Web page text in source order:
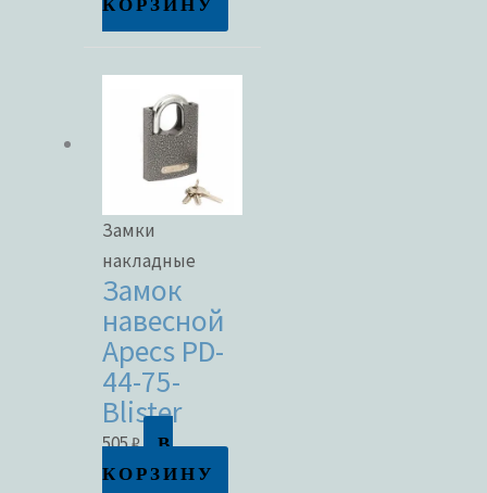
Замки
накладные
Замок
навесной
Apecs PD-
44-75-
Blister
505₽
В
КОРЗИНУ